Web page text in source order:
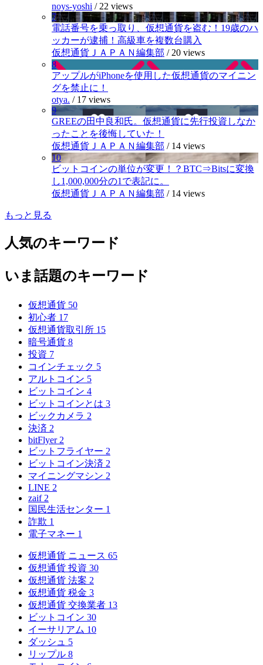
noys-yoshi / 22 views
7
電話番号を乗っ取り、仮想通貨を盗む！19歳のハ
ッカーが逮捕！高級車を複数台購入
仮想通貨ＪＡＰＡＮ編集部 / 20 views
8
アップルがiPhoneを使用した仮想通貨のマイニン
グを禁止に！
otya. / 17 views
9
GREEの田中良和氏。仮想通貨に先行投資しなか
ったことを後悔していた！
仮想通貨ＪＡＰＡＮ編集部 / 14 views
10
ビットコインの単位が変更！？BTC⇒Bitsに変換
し1,000,000分の1で表記に。
仮想通貨ＪＡＰＡＮ編集部 / 14 views
もっと見る
人気のキーワード
いま話題のキーワード
仮想通貨 50
初心者 17
仮想通貨取引所 15
暗号通貨 8
投資 7
コインチェック 5
アルトコイン 5
ビットコイン 4
ビットコインとは 3
ビックカメラ 2
決済 2
bitFlyer 2
ビットフライヤー 2
ビットコイン決済 2
マイニングマシン 2
LINE 2
zaif 2
国民生活センター 1
詐欺 1
電子マネー 1
仮想通貨 ニュース 65
仮想通貨 投資 30
仮想通貨 法案 2
仮想通貨 税金 3
仮想通貨 交換業者 13
ビットコイン 30
イーサリアム 10
ダッシュ 5
リップル 8